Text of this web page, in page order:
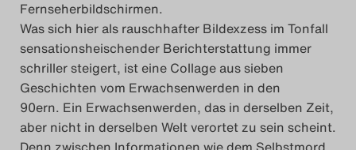
Das Theatertreffen-Blog
2022
Das Theatertreffen-Blog
2023
Fernseherbildschirmen.
Was sich hier als rauschhafter Bildexzess im Tonfall
sensationsheischender Berichterstattung immer
schriller steigert, ist eine Collage aus sieben
Geschichten vom Erwachsenwerden in den
90ern. Ein Erwachsenwerden, das in derselben Zeit,
aber nicht in derselben Welt verortet zu sein scheint.